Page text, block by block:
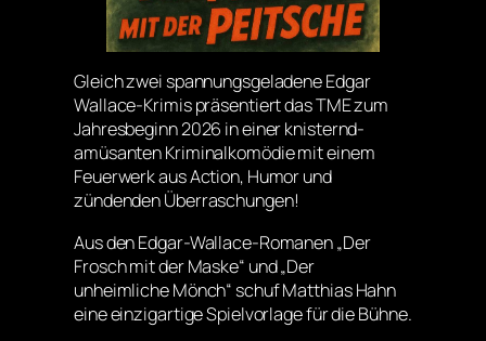
Gleich zwei spannungsgeladene Edgar
Wallace-Krimis präsentiert das TME zum
Jahresbeginn 2026 in einer knisternd-
amüsanten Kriminalkomödie mit einem
Feuerwerk aus Action, Humor und
zündenden Überraschungen!
Aus den Edgar-Wallace-Romanen „Der
Frosch mit der Maske“ und „Der
unheimliche Mönch“ schuf Matthias Hahn
eine einzigartige Spielvorlage für die Bühne.